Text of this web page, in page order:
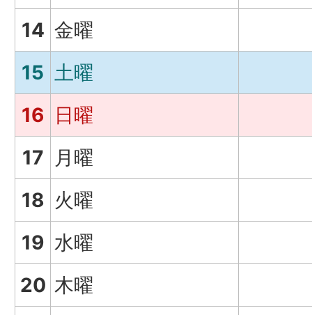
14 金曜
15 土曜
16 日曜
17 月曜
18 火曜
19 水曜
20 木曜